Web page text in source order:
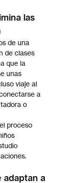
las
de una
de clases
que la
unas
viaje al
a
o
proceso
adaptan a